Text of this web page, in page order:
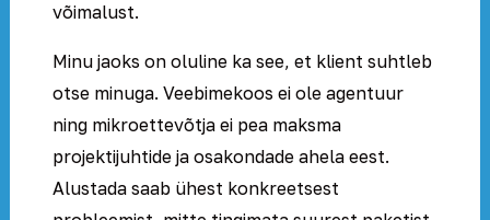
võimalust.
Minu jaoks on oluline ka see, et klient suhtleb
otse minuga. Veebimekoos ei ole agentuur
ning mikroettevõtja ei pea maksma
projektijuhtide ja osakondade ahela eest.
Alustada saab ühest konkreetsest